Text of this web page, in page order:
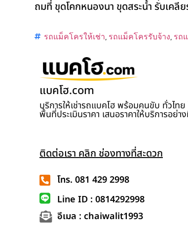
ถมที่ ขุดโคกหนองนา ขุดสระน้ำ รับเค
รถแม็คโครให้เช่า, รถแม็คโครรับจ้าง, รถ
แบคโฮ.com
บริการให้เช่ารถแบคโฮ พร้อมคนขับ ทั่วไท
พื้นที่ประเมินราคา เสนอราคาให้บริการอย่า
ติดต่อเรา คลิก ช่องทางที่สะดวก
โทร. 081 429 2998
Line ID : 0814292998
อีเมล : chaiwalit1993